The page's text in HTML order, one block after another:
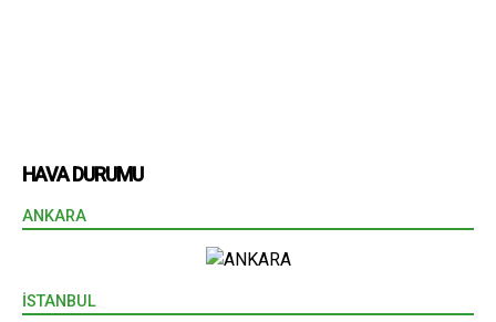
HAVA DURUMU
ANKARA
İSTANBUL